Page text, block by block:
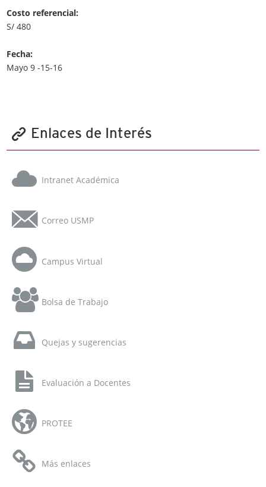
Costo referencial:
S/ 480
Fecha:
Mayo 9 -15-16
Enlaces de Interés
Intranet Académica
Correo USMP
Campus Virtual
Bolsa de Trabajo
Quejas y sugerencias
Evaluación a Docentes
PROTEE
Más enlaces